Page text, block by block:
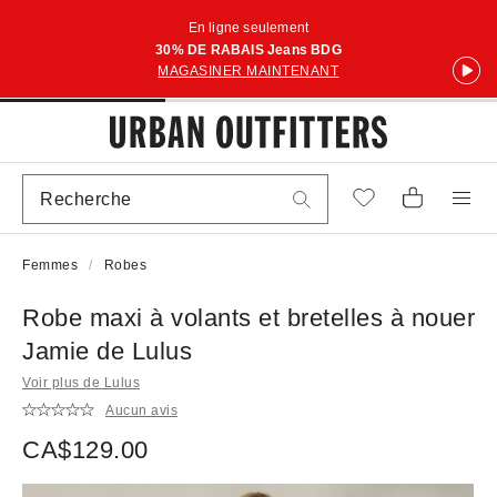
En ligne seulement
30% DE RABAIS Jeans BDG
MAGASINER MAINTENANT
Femmes Robes
Robe maxi à volants et bretelles à nouer
Jamie de Lulus
Voir plus de Lulus
Aucun avis
CA$129.00